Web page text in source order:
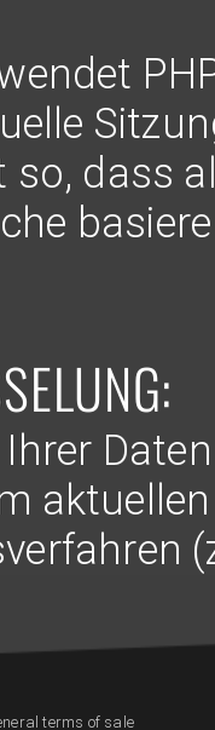
dass
terms of sale